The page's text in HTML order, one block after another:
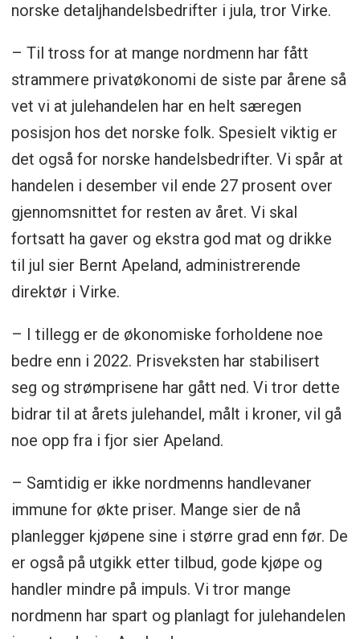
norske detaljhandelsbedrifter i jula, tror Virke.
– Til tross for at mange nordmenn har fått
strammere privatøkonomi de siste par årene så
vet vi at julehandelen har en helt særegen
posisjon hos det norske folk. Spesielt viktig er
det også for norske handelsbedrifter. Vi spår at
handelen i desember vil ende 27 prosent over
gjennomsnittet for resten av året. Vi skal
fortsatt ha gaver og ekstra god mat og drikke
til jul sier Bernt Apeland, administrerende
direktør i Virke.
– I tillegg er de økonomiske forholdene noe
bedre enn i 2022. Prisveksten har stabilisert
seg og strømprisene har gått ned. Vi tror dette
bidrar til at årets julehandel, målt i kroner, vil gå
noe opp fra i fjor sier Apeland.
– Samtidig er ikke nordmenns handlevaner
immune for økte priser. Mange sier de nå
planlegger kjøpene sine i større grad enn før. De
er også på utgikk etter tilbud, gode kjøpe og
handler mindre på impuls. Vi tror mange
nordmenn har spart og planlagt for julehandelen